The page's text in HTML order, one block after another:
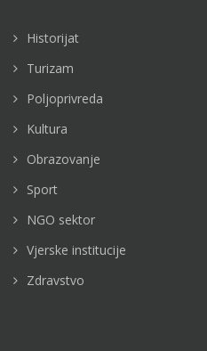
Historijat
Turizam
Poljoprivreda
Kultura
Obrazovanje
Sport
NGO sektor
Vjerske institucije
Zdravstvo